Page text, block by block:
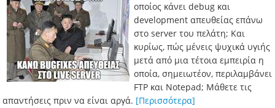
οποίος κάνει debug και
development απευθείας επάνω
στο server του πελάτη; Και
κυρίως, πώς μένεις ψυχικά υγιής
μετά από μια τέτοια εμπειρία η
οποία, σημειωτέον, περιλαμβάνει
FTP και Notepad; Μάθετε τις
απαντήσεις πριν να είναι αργά. [Περισσότερα]